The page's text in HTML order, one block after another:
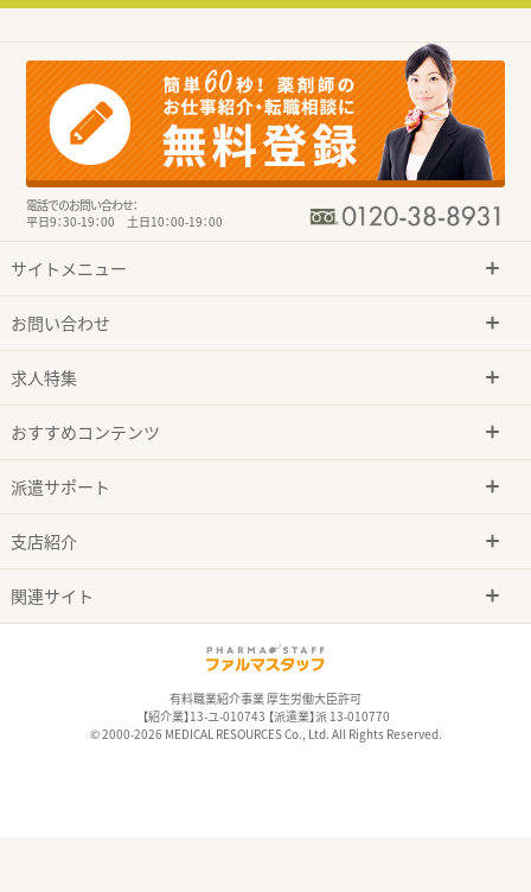
電話でのお問い合わせ：
平日9：30-19：00 土日10：00-19：00
サイトメニュー
お問い合わせ
求人特集
おすすめコンテンツ
派遣サポート
支店紹介
関連サイト
有料職業紹介事業 厚生労働大臣許可
【紹介業】13-ユ-010743 【派遣業】派 13-010770
© 2000-2026 MEDICAL RESOURCES Co., Ltd. All Rights Reserved.